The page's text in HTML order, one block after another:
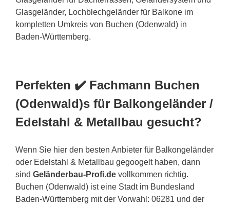
Glasgeländer, Lochblechgeländer für Balkone im
kompletten Umkreis von Buchen (Odenwald) in
Baden-Württemberg.
Perfekten ✔️ Fachmann Buchen
(Odenwald)s für Balkongeländer /
Edelstahl & Metallbau gesucht?
Wenn Sie hier den besten Anbieter für Balkongeländer
oder Edelstahl & Metallbau gegoogelt haben, dann
sind Geländerbau-Profi.de vollkommen richtig.
Buchen (Odenwald) ist eine Stadt im Bundesland
Baden-Württemberg mit der Vorwahl: 06281 und der